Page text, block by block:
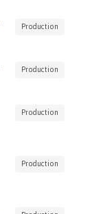
Production
Production
Production
Production